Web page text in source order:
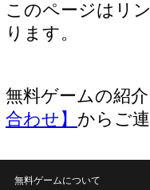
このページはリ
ります。
無料ゲームの紹
合わせ】 からご
無料ゲームについて